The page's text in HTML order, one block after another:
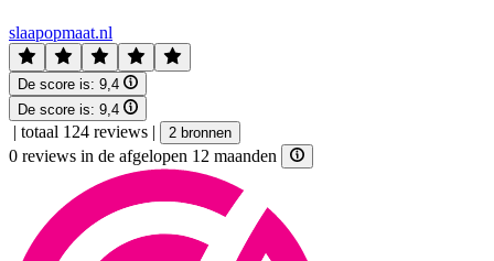
slaapopmaat.nl
De score is: 9,4
De score is: 9,4
| totaal 124 reviews | 2 bronnen
0 reviews in de afgelopen 12 maanden